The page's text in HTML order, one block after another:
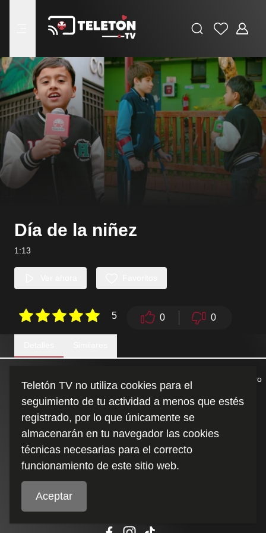
BuscarFavoritos
Día de la niñez
1:13
5 0 0
Chris, embajador 2024 en modo reportero conoce a Alan, nuestro
embajador 2025.
Duración
1:13
Teletón TV no utiliza cookies para el
seguimiento de tu actividad a menos que estés
registrado, por lo que únicamente se
almacenarán en tu navegador las cookies
técnicas necesarias para el correcto
funcionamiento de este sitio web.
Aceptar